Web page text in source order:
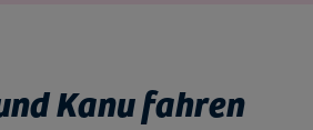
Kanu fahren